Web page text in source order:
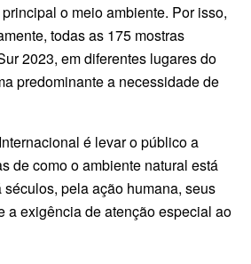
o meio ambiente. Por isso,
todas as 175 mostras
2023, em diferentes lugares do
predominante a necessidade de
é levar o público a
de como o ambiente natural está
pela ação humana, seus
a exigência de atenção especial ao